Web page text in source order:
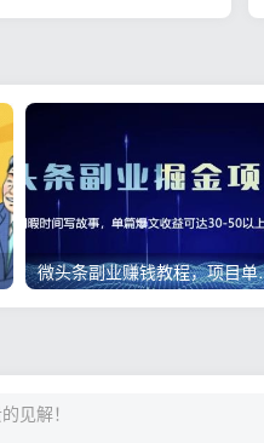
微头条副业